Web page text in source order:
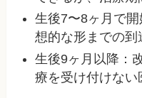
生後7〜8ヶ月で
想的な形までの到
生後9ヶ月以降：
療を受け付けない